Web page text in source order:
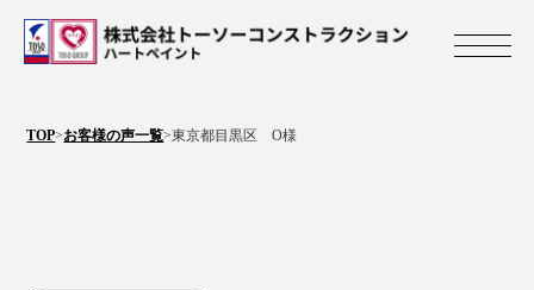
TOP>お客様の声一覧>東京都目黒区 O様